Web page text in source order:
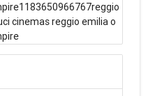
cinemas reggio emilia o